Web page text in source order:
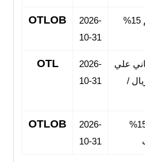
كوبون خصم Mitcha بخصم 15%
2026-
10-31
OTLOB
علي
تتجاوز 300 ريال /
2026-
10-31
OTL
كود خصم ميتشا الإمارات 15%
2026-
10-31
OTLOB